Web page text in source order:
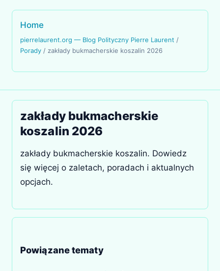
Home
pierrelaurent.org — Blog Polityczny Pierre Laurent /
Porady / zakłady bukmacherskie koszalin 2026
zakłady bukmacherskie
koszalin 2026
zakłady bukmacherskie koszalin. Dowiedz
się więcej o zaletach, poradach i aktualnych
opcjach.
Powiązane tematy